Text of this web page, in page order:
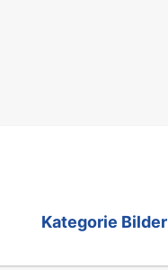
Kategorie Bilder